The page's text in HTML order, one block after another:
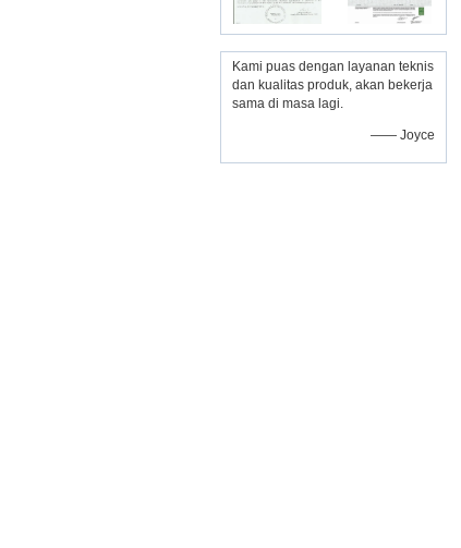
Kami puas dengan layanan teknis
dan kualitas produk, akan bekerja
sama di masa lagi.
—— Joyce